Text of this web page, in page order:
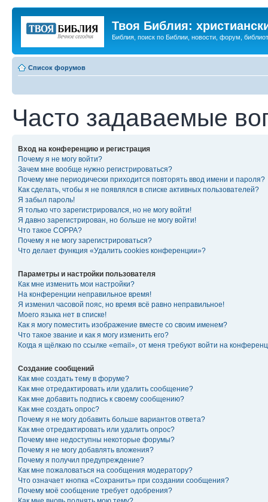
Твоя Библия:
Библия, поиск по Библии, новости, форум,
Список форумов
Часто задаваемые
Вход на конференцию и регистрация
Почему я не могу войти?
Зачем мне вообще нужно регистрироваться?
Почему мне периодически приходится повторять ввод имени и пароля?
Как сделать, чтобы я не появлялся в списке активных пользователей?
Я забыл пароль!
Я только что зарегистрировался, но не могу войти!
Я давно зарегистрирован, но больше не могу войти!
Что такое COPPA?
Почему я не могу зарегистрироваться?
Что делает функция «Удалить cookies конференции»?
Параметры и настройки пользователя
Как мне изменить мои настройки?
На конференции неправильное время!
Я изменил часовой пояс, но время всё равно неправильное!
Моего языка нет в списке!
Как я могу поместить изображение вместе со своим именем?
Что такое звание и как я могу изменить его?
Когда я щёлкаю по ссылке «email», от меня требуют войти на
Создание сообщений
Как мне создать тему в форуме?
Как мне отредактировать или удалить сообщение?
Как мне добавить подпись к своему сообщению?
Как мне создать опрос?
Почему я не могу добавить больше вариантов ответа?
Как мне отредактировать или удалить опрос?
Почему мне недоступны некоторые форумы?
Почему я не могу добавлять вложения?
Почему я получил предупреждение?
Как мне пожаловаться на сообщения модератору?
Что означает кнопка «Сохранить» при создании сообщения?
Почему моё сообщение требует одобрения?